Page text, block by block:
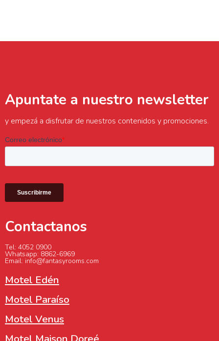
Apuntate a nuestro newsletter
y empezá a disfrutar de nuestros contenidos y promociones.
Contactanos
Tel: 4052 0900
Whatsapp: 8862-6969
Email: info@fantasyrooms.com
Motel Edén
Motel Paraíso
Motel Venus